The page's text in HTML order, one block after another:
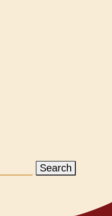
Search